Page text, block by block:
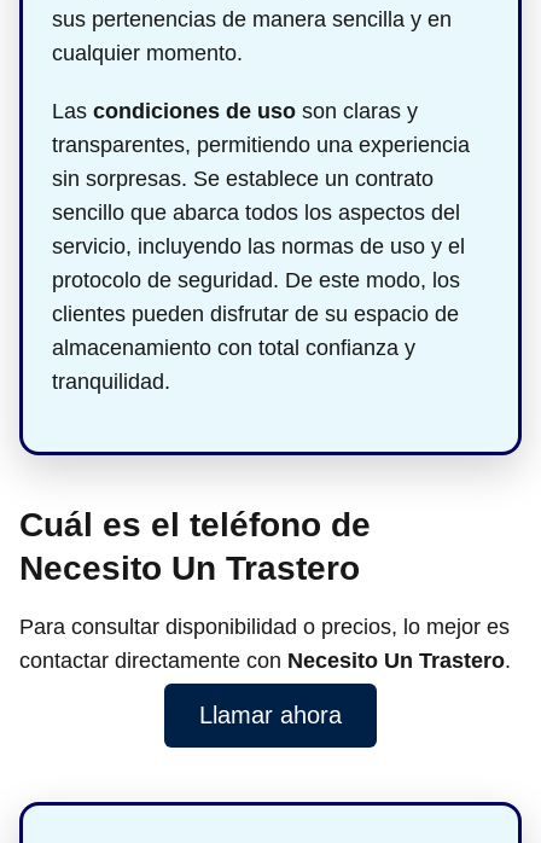
sus pertenencias de manera sencilla y en
cualquier momento.
Las condiciones de uso son claras y
transparentes, permitiendo una experiencia
sin sorpresas. Se establece un contrato
sencillo que abarca todos los aspectos del
servicio, incluyendo las normas de uso y el
protocolo de seguridad. De este modo, los
clientes pueden disfrutar de su espacio de
almacenamiento con total confianza y
tranquilidad.
Cuál es el teléfono de
Necesito Un Trastero
Para consultar disponibilidad o precios, lo mejor es
contactar directamente con Necesito Un Trastero.
Llamar ahora